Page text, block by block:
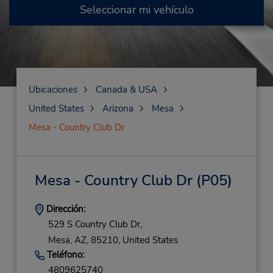
Seleccionar mi vehículo
Ubicaciones
Canada & USA
United States
Arizona
Mesa
Mesa - Country Club Dr
Mesa - Country Club Dr(P05)
Dirección:
529 S Country Club Dr,
Mesa, AZ, 85210, United States
Teléfono:
4809625740